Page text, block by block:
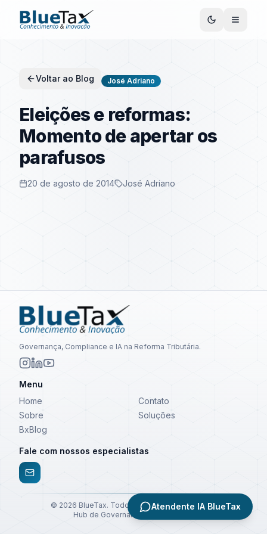
Voltar ao Blog José Adriano
Eleições e reformas:
Momento de apertar os
parafusos
20 de agosto de 2014 José Adriano
Governança, Compliance e IA na Reforma Tributária.
Menu
Home
Contato
Sobre
Soluções
BxBlog
Fale com nossos especialistas
© 2026 BlueTax. Todos os direitos reservados.
Hub de Governança e Compliance
Atendente IA BlueTax